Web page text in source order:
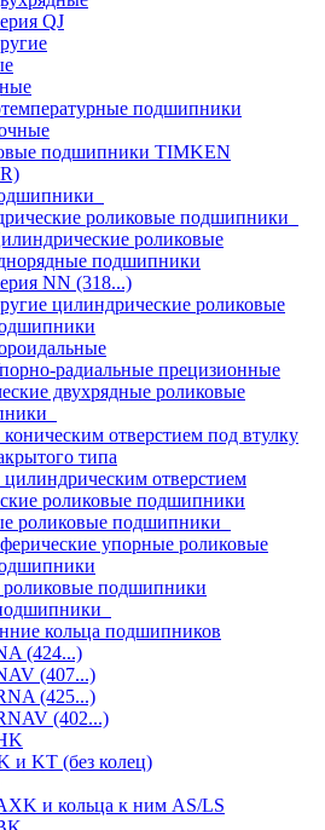
QJ
подшипники
подшипники TIMKEN
роликовые подшипники
роликовые
подшипники
NN (318...)
цилиндрические роликовые
радиальные прецизионные
двухрядные роликовые
отверстием под втулку
типа
отверстием
роликовые подшипники
роликовые подшипники
упорные роликовые
роликовые подшипники
кольца подшипников
(424...)
(407...)
(425...)
(402...)
и KT (без колец)
и кольца к ним AS/LS